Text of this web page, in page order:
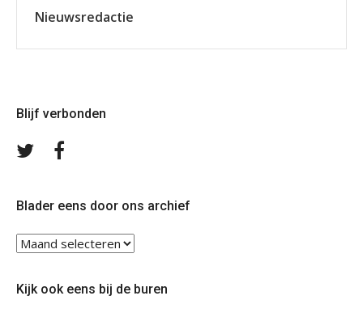
Nieuwsredactie
Blijf verbonden
Volg
Blader eens door ons archief
Blader
ons
Kijk ook eens bij de buren